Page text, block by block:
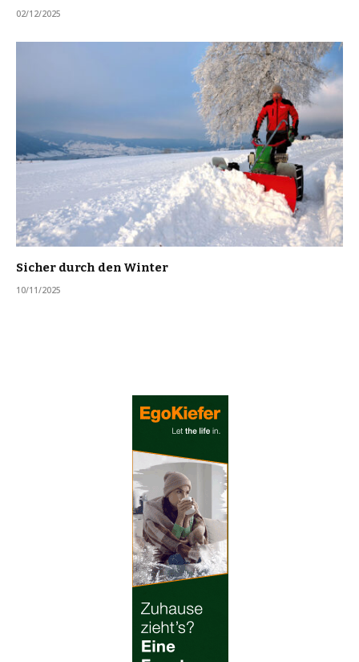
02/12/2025
Sicher durch den Winter
10/11/2025